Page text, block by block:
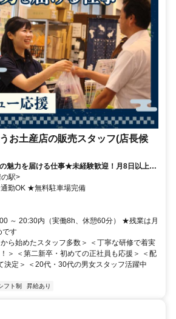
お土産店の販売スタッフ(店長候
の魅力を届ける仕事★未経験歓迎！月8日以上休
ート充実◎賞与年2回あり！
駅>
カー通勤OK ★無料駐車場完備
～ 20:30内（実働8h、休憩60分） ★残業は月
です
ら始めたスタッフ多数＞ ＜丁寧な研修で着実
＞ ＜第二新卒・初めての正社員も応援＞ ＜配
決定＞ ＜20代・30代の男女スタッフ活躍中
フト制 昇給あり